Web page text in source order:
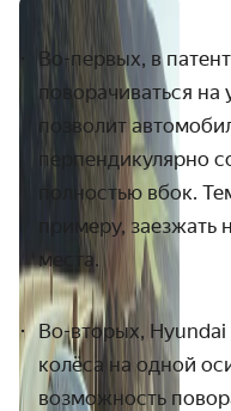
Во-первых, в
поворачиваться на
позволит
перпендикулярно
полностью вбок.
примеру,
места.
Во-вторых, Hyundai
колёса на одной
возможность